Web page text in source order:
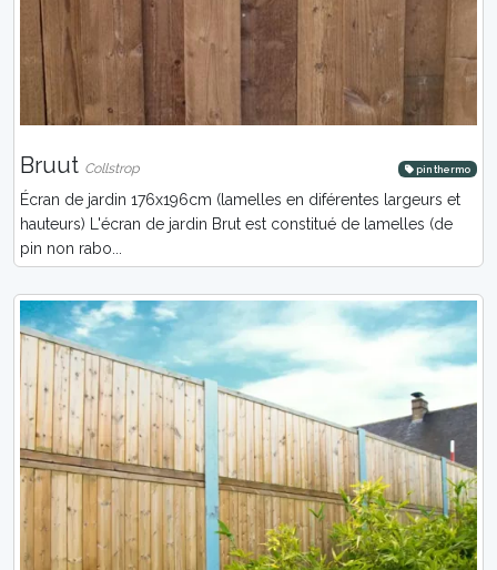
Bruut Collstrop pin thermo
Écran de jardin 176x196cm (lamelles en diférentes largeurs et
hauteurs) L'écran de jardin Brut est constitué de lamelles (de
pin non rabo...